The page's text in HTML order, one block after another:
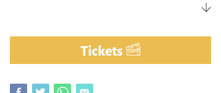
Tickets